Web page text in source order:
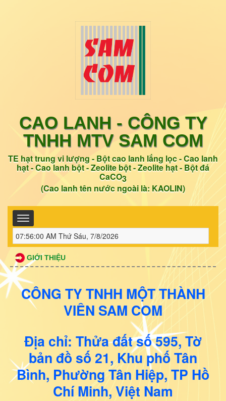
CAO LANH - CÔNG TY
TNHH MTV SAM COM
TE hạt trung vi lượng - Bột cao lanh lắng lọc - Cao lanh
hạt - Cao lanh bột - Zeolite bột - Zeolite hạt- Bột đá
CaCO3
(Cao lanh tên nước ngoài là: KAOLIN)
07:56:02 AM Thứ Sáu, 7/8/2026
GIỚI THIỆU
CÔNG TY TNHH MỘT THÀNH
VIÊN SAM COM
Địa chỉ: Thửa đất số 595, Tờ
bản đồ số 21, Khu phố Tân
Bình, Phường Tân Hiệp, TP Hồ
Chí Minh, Việt Nam